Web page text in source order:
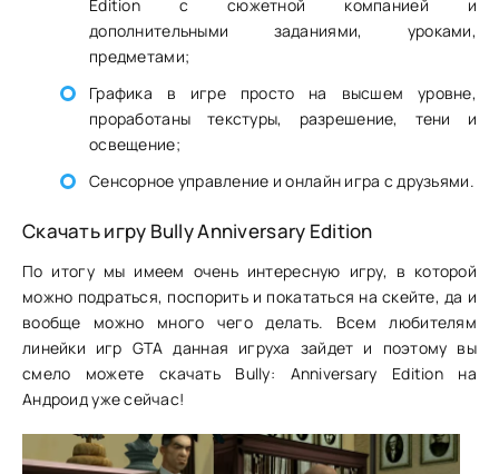
Edition с сюжетной компанией и
дополнительными заданиями, уроками,
предметами;
Графика в игре просто на высшем уровне,
проработаны текстуры, разрешение, тени и
освещение;
Сенсорное управление и онлайн игра с друзьями.
Скачать игру Bully Anniversary Edition
По итогу мы имеем очень интересную игру, в которой
можно подраться, поспорить и покататься на скейте, да и
вообще можно много чего делать. Всем любителям
линейки игр GTA данная игруха зайдет и поэтому вы
смело можете скачать Bully: Anniversary Edition на
Андроид уже сейчас!